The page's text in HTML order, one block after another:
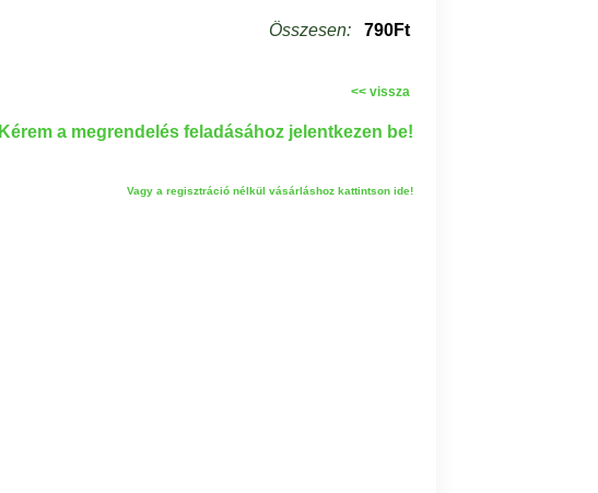
Összesen: 790Ft
<< vissza
Kérem a megrendelés feladásához jelentkezen be!
Vagy a regisztráció nélkül vásárláshoz kattintson ide!